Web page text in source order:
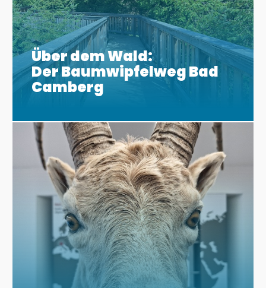
Über dem Wald:
Der Baumwipfelweg Bad
Camberg